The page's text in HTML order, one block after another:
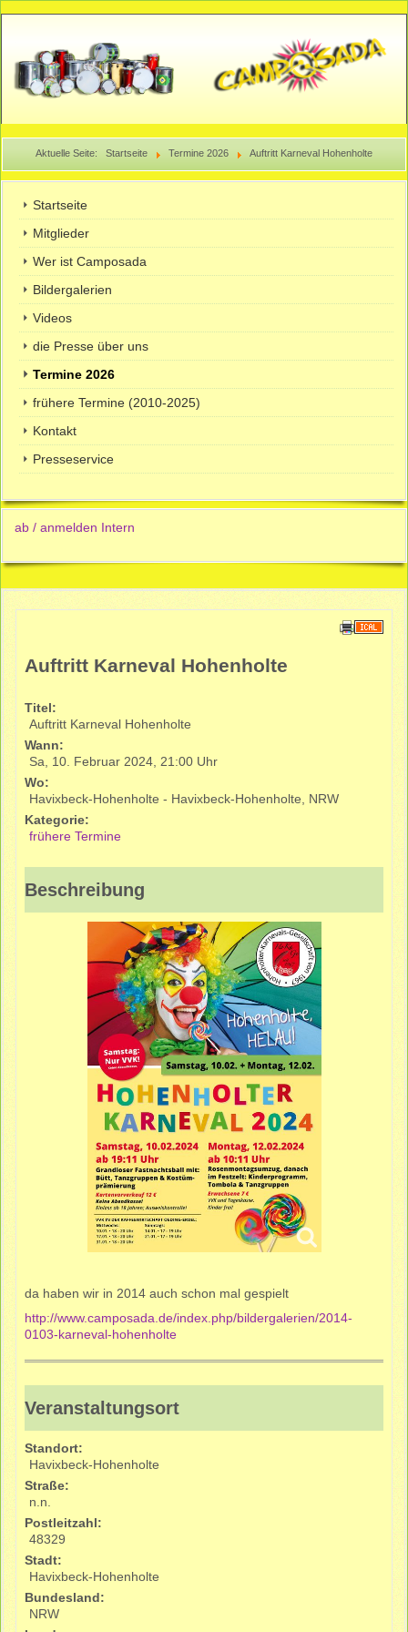
Aktuelle Seite: Startseite Termine 2026 Auftritt Karneval Hohenholte
Startseite
Mitglieder
Wer ist Camposada
Bildergalerien
Videos
die Presse über uns
Termine 2026
frühere Termine (2010-2025)
Kontakt
Presseservice
ab / anmelden Intern
Auftritt Karneval Hohenholte
Titel:
Auftritt Karneval Hohenholte
Wann:
Sa, 10. Februar 2024, 21:00 Uhr
Wo:
Havixbeck-Hohenholte - Havixbeck-Hohenholte, NRW
Kategorie:
frühere Termine
Beschreibung
da haben wir in 2014 auch schon mal gespielt
http://www.camposada.de/index.php/bildergalerien/2014-
0103-karneval-hohenholte
Veranstaltungsort
Standort:
Havixbeck-Hohenholte
Straße:
n.n.
Postleitzahl:
48329
Stadt:
Havixbeck-Hohenholte
Bundesland:
NRW